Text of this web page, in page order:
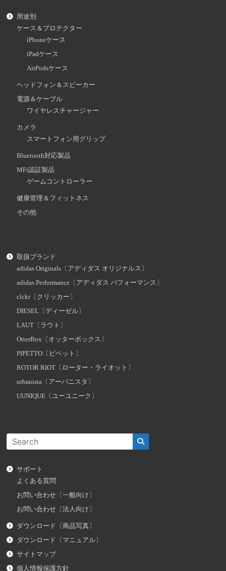
用途別
ケース＆プロテクター
iPhoneケース
iPadケース
AirPodsケース
ヘッドフォン＆スピーカー
電源＆ケーブル
ワイヤレスチャージャー
カメラ
スマートフォン用グリップ
Bluetooth対応製品
MFi認証製品
ゲームコントローラー
健康管理＆フィットネス
その他
取扱ブランド
adidas Originals〔アディダス オリジナルス〕
adidas Performance〔アディダス パフォーマンス〕
clckr〔クリッカー〕
DIESEL〔ディーゼル〕
LAUT〔ラウト〕
OtterBox〔オッターボックス〕
PIPETTO〔ピペット〕
ROTOR RIOT〔ローター・ライオット〕
urbanista〔アーバニスタ〕
UUNIQUE〔ユーユニーク〕
サポート
よくある質問
お問い合わせ〔一般向け〕
お問い合わせ〔法人向け〕
ダウンロード〔商品写真〕
ダウンロード〔マニュアル〕
サイトマップ
個人情報保護方針